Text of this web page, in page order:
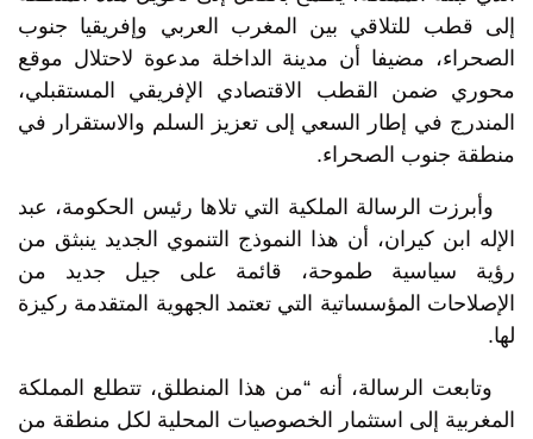
إلى قطب للتلاقي بين المغرب العربي وإفريقيا جنوب
الصحراء، مضيفا أن مدينة الداخلة مدعوة لاحتلال موقع
محوري ضمن القطب الاقتصادي الإفريقي المستقبلي،
المندرج في إطار السعي إلى تعزيز السلم والاستقرار في
منطقة جنوب الصحراء.
وأبرزت الرسالة الملكية التي تلاها رئيس الحكومة، عبد
الإله ابن كيران، أن هذا النموذج التنموي الجديد ينبثق من
رؤية سياسية طموحة، قائمة على جيل جديد من
الإصلاحات المؤسساتية التي تعتمد الجهوية المتقدمة ركيزة
لها.
وتابعت الرسالة، أنه “من هذا المنطلق، تتطلع المملكة
المغربية إلى استثمار الخصوصيات المحلية لكل منطقة من